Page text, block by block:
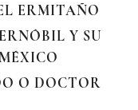
ERMITAÑO
Y SU
O DOCTOR